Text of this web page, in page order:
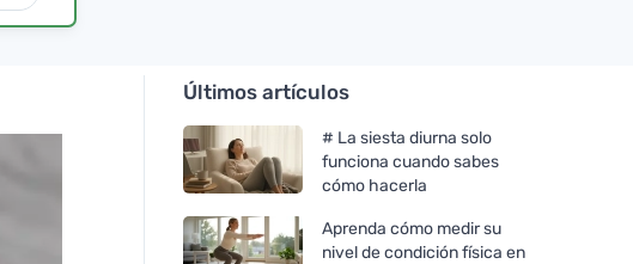
Últimos artículos
# La siesta diurna solo
funciona cuando sabes
cómo hacerla
Aprenda cómo medir su
nivel de condición física en